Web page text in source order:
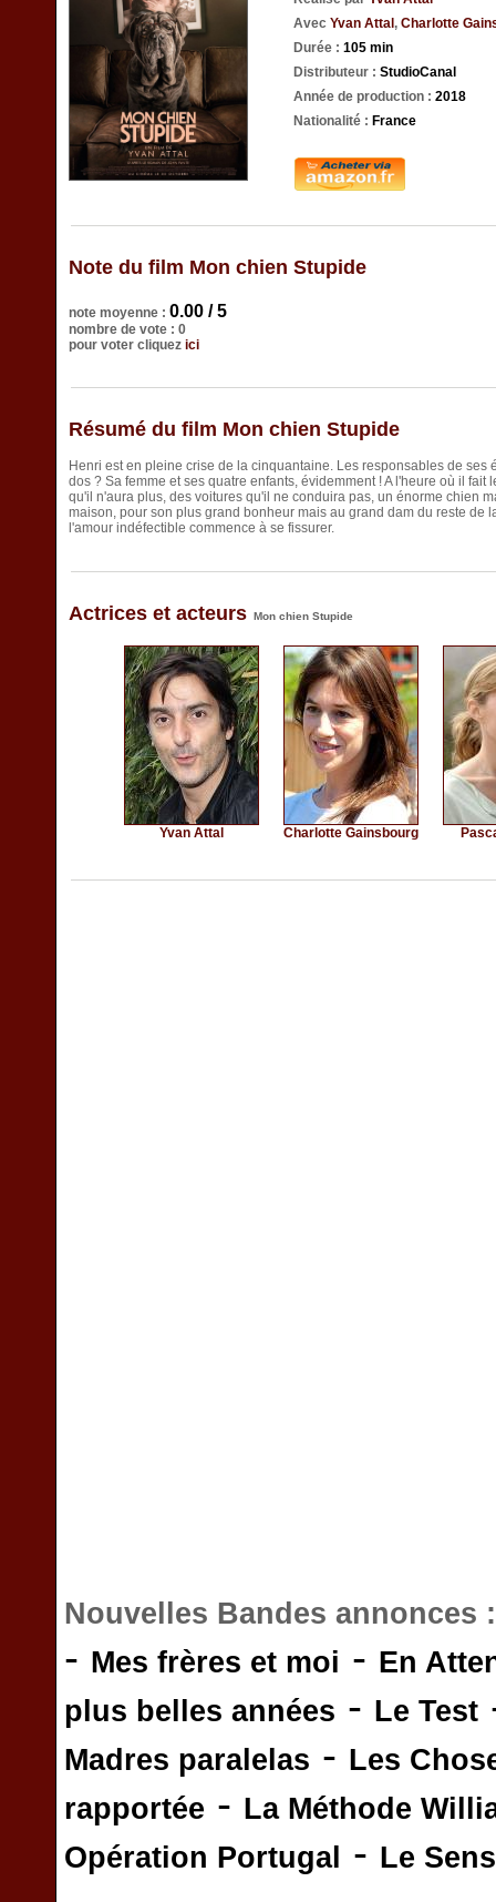
Avec Yvan Attal, Charlotte
Durée : 105 min
Distributeur : StudioCanal
Année de production : 2018
Nationalité : France
Note du film Mon chien Stupide
note moyenne : 0.00 / 5
nombre de vote : 0
pour voter cliquez ici
Résumé du film Mon chien Stupide
Henri est en pleine crise de la cinquantaine. Les responsables de
dos ? Sa femme et ses quatre enfants, évidemment ! A l'heure où il
qu'il n'aura plus, des voitures qu'il ne conduira pas, un énorme chien
maison, pour son plus grand bonheur mais au grand dam du reste de
l'amour indéfectible commence à se fissurer.
Actrices et acteurs Mon chien Stupide
Yvan Attal Charlotte Gainsbourg
Nouvelles Bandes annonces
- Mes frères et moi - En
plus belles années - Le Test
Madres paralelas - Les
rapportée - La Méthode
Opération Portugal
- Le